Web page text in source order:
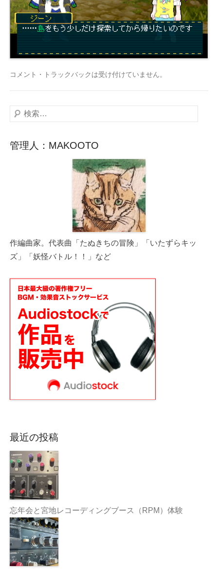
コメント・トラックバックは受け付けていません。
検
管理人：MAKOOTO
作編曲家。代表曲「たぬきちの冒険」「いたずらキッ
ズ」「妖怪バトル！！」など
最近の投稿
忘年会と宮地レコーディングブース（RPM）体験